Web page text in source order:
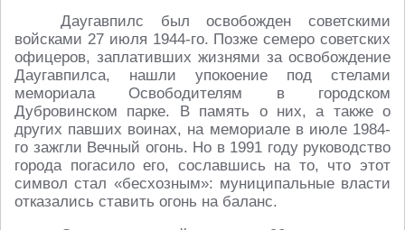
Даугавпилс был освобожден советскими
войсками 27 июля 1944-го. Позже семеро советских
офицеров, заплативших жизнями за освобождение
Даугавпилса, нашли упокоение под стелами
мемориала Освободителям в городском
Дубровинском парке. В память о них, а также о
других павших воинах, на мемориале в июле 1984-
го зажгли Вечный огонь. Но в 1991 году руководство
города погасило его, сославшись на то, что этот
символ стал «бесхозным»: муниципальные власти
отказались ставить огонь на баланс.